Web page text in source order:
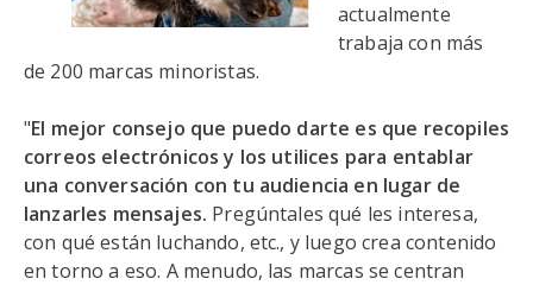
actualmente
trabaja con más
de 200 marcas minoristas.
"El mejor consejo que puedo darte es que recopiles
correos electrónicos y los utilices para entablar
una conversación con tu audiencia en lugar de
lanzarles mensajes. Pregúntales qué les interesa,
con qué están luchando, etc., y luego crea contenido
en torno a eso. A menudo, las marcas se centran